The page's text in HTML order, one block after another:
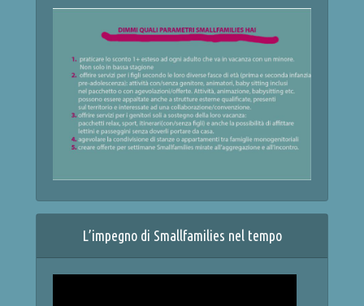
L’impegno di Smallfamilies nel tempo